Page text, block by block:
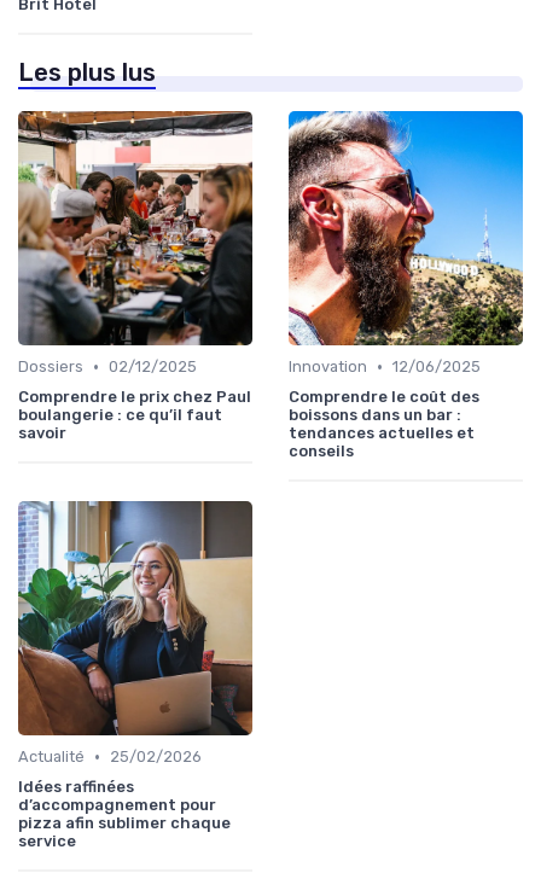
Brit Hotel
Les plus lus
Dossiers • 02/12/2025
Comprendre le prix chez Paul
boulangerie : ce qu’il faut
savoir
Innovation • 12/06/2025
Comprendre le coût des
boissons dans un bar :
tendances actuelles et
conseils
Actualité •
25/02/2026
Idées raffinées
d’accompagnement pour
pizza afin sublimer chaque
service